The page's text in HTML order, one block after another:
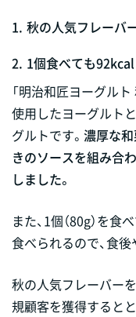
1. 秋の人気フレーバ
2. 1個食べても92kcal
「明治和匠ヨーグル
使用したヨーグルト
グルトです。 濃厚な
きのソースを組み合
しました。
また、1個（80g）を
食べられるので、食
秋の人気フレーバー
規顧客を獲得すると